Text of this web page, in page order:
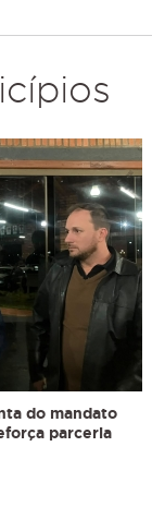
do mandato
parceria